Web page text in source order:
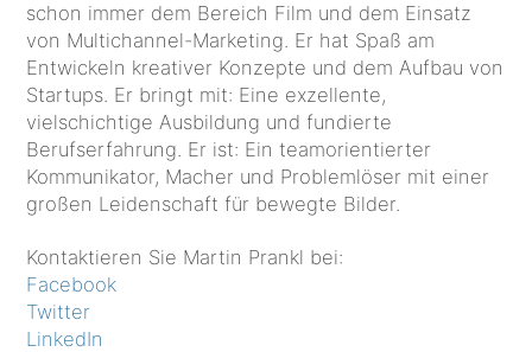
schon immer dem Bereich Film und dem Einsatz
von Multichannel-Marketing. Er hat Spaß am
Entwickeln kreativer Konzepte und dem Aufbau von
Startups. Er bringt mit: Eine exzellente,
vielschichtige Ausbildung und fundierte
Berufserfahrung. Er ist: Ein teamorientierter
Kommunikator, Macher und Problemlöser mit einer
großen Leidenschaft für bewegte Bilder.
Kontaktieren Sie Martin Prankl bei:
Facebook
Twitter
LinkedIn